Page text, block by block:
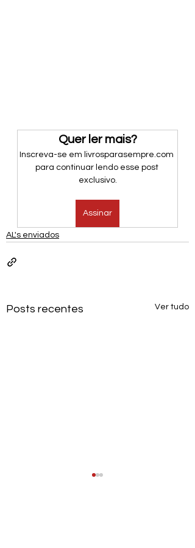
Quer ler mais?
Inscreva-se em livrosparasempre.com
para continuar lendo esse post
exclusivo.
Assinar
AL's enviados
Posts recentes Ver tudo